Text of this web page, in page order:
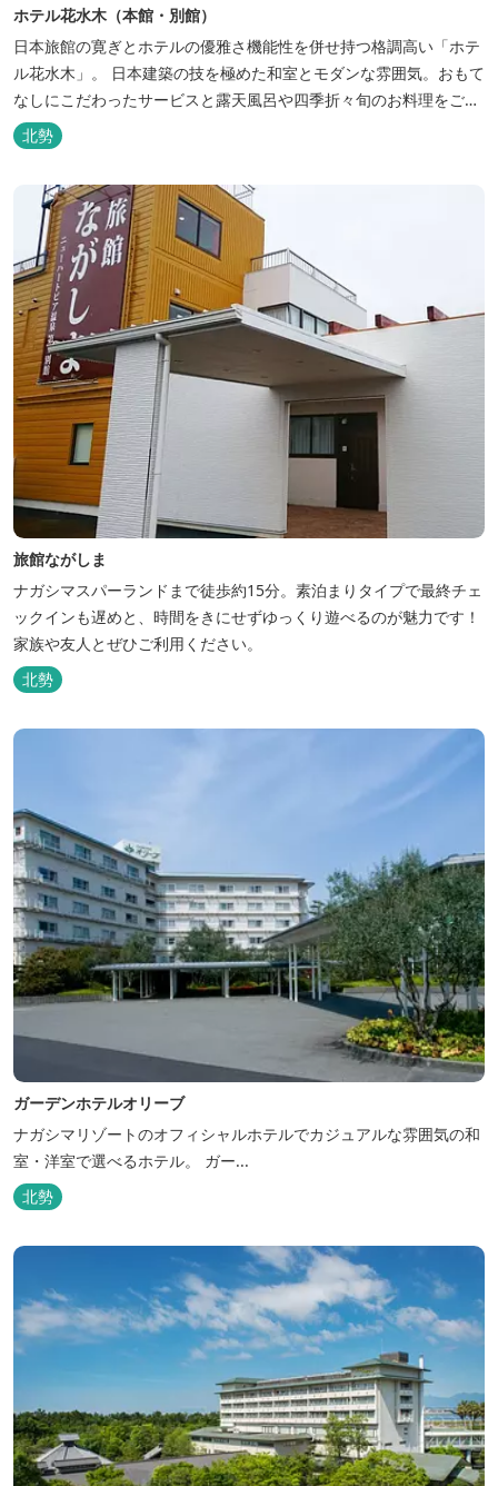
ホテル花水木（本館・別館）
日本旅館の寛ぎとホテルの優雅さ機能性を併せ持つ格調高い「ホテ
ル花水木」。 日本建築の技を極めた和室とモダンな雰囲気。おもて
なしにこだわったサービスと露天風呂や四季折々旬のお料理をご満
喫いただけます。
北勢
旅館ながしま
ナガシマスパーランドまで徒歩約15分。素泊まりタイプで最終チェ
ックインも遅めと、時間をきにせずゆっくり遊べるのが魅力です！
家族や友人とぜひご利用ください。
北勢
ガーデンホテルオリーブ
ナガシマリゾートのオフィシャルホテルでカジュアルな雰囲気の和
室・洋室で選べるホテル。 ガー...
北勢